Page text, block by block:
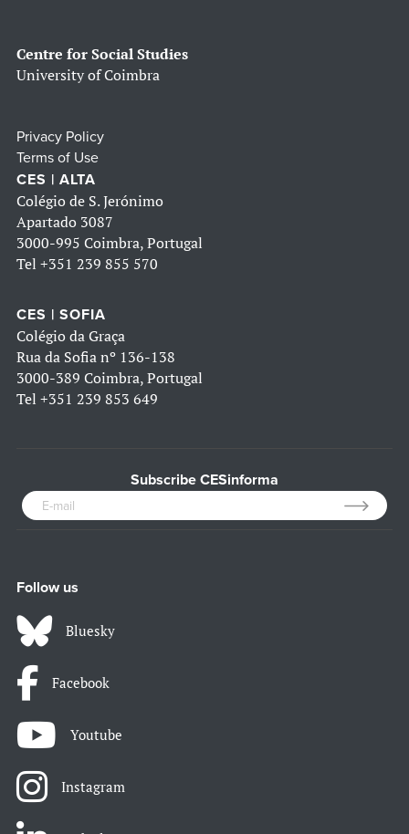
Centre for Social Studies
University of Coimbra
Privacy Policy
Terms of Use
CES | ALTA
Colégio de S. Jerónimo
Apartado 3087
3000-995 Coimbra, Portugal
Tel +351 239 855 570
CES | SOFIA
Colégio da Graça
Rua da Sofia nº 136-138
3000-389 Coimbra, Portugal
Tel +351 239 853 649
Subscribe CESinforma
Follow us
Bluesky
Facebook
Youtube
Instagram